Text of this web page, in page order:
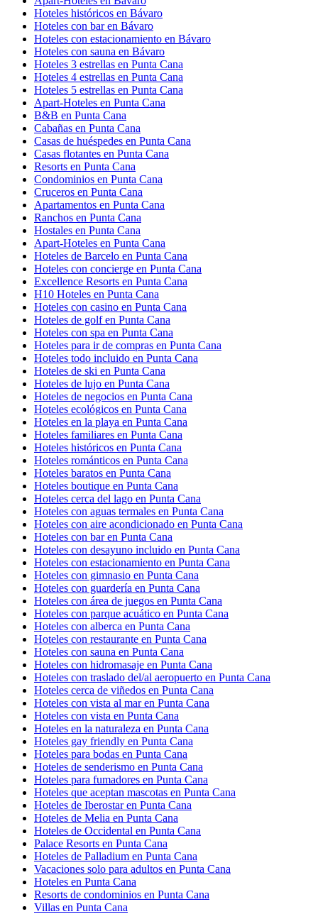
Hoteles históricos en Bávaro
Hoteles con bar en Bávaro
Hoteles con estacionamiento en Bávaro
Hoteles con sauna en Bávaro
Hoteles 3 estrellas en Punta Cana
Hoteles 4 estrellas en Punta Cana
Hoteles 5 estrellas en Punta Cana
Apart-Hoteles en Punta Cana
B&B en Punta Cana
Cabañas en Punta Cana
Casas de huéspedes en Punta Cana
Casas flotantes en Punta Cana
Resorts en Punta Cana
Condominios en Punta Cana
Cruceros en Punta Cana
Apartamentos en Punta Cana
Ranchos en Punta Cana
Hostales en Punta Cana
Apart-Hoteles en Punta Cana
Hoteles de Barcelo en Punta Cana
Hoteles con concierge en Punta Cana
Excellence Resorts en Punta Cana
H10 Hoteles en Punta Cana
Hoteles con casino en Punta Cana
Hoteles de golf en Punta Cana
Hoteles con spa en Punta Cana
Hoteles para ir de compras en Punta Cana
Hoteles todo incluido en Punta Cana
Hoteles de ski en Punta Cana
Hoteles de lujo en Punta Cana
Hoteles de negocios en Punta Cana
Hoteles ecológicos en Punta Cana
Hoteles en la playa en Punta Cana
Hoteles familiares en Punta Cana
Hoteles históricos en Punta Cana
Hoteles románticos en Punta Cana
Hoteles baratos en Punta Cana
Hoteles boutique en Punta Cana
Hoteles cerca del lago en Punta Cana
Hoteles con aguas termales en Punta Cana
Hoteles con aire acondicionado en Punta Cana
Hoteles con bar en Punta Cana
Hoteles con desayuno incluido en Punta Cana
Hoteles con estacionamiento en Punta Cana
Hoteles con gimnasio en Punta Cana
Hoteles con guardería en Punta Cana
Hoteles con área de juegos en Punta Cana
Hoteles con parque acuático en Punta Cana
Hoteles con alberca en Punta Cana
Hoteles con restaurante en Punta Cana
Hoteles con sauna en Punta Cana
Hoteles con hidromasaje en Punta Cana
Hoteles con traslado del/al aeropuerto en Punta Cana
Hoteles cerca de viñedos en Punta Cana
Hoteles con vista al mar en Punta Cana
Hoteles con vista en Punta Cana
Hoteles en la naturaleza en Punta Cana
Hoteles gay friendly en Punta Cana
Hoteles para bodas en Punta Cana
Hoteles de senderismo en Punta Cana
Hoteles para fumadores en Punta Cana
Hoteles que aceptan mascotas en Punta Cana
Hoteles de Iberostar en Punta Cana
Hoteles de Melia en Punta Cana
Hoteles de Occidental en Punta Cana
Palace Resorts en Punta Cana
Hoteles de Palladium en Punta Cana
Vacaciones solo para adultos en Punta Cana
Hoteles en Punta Cana
Resorts de condominios en Punta Cana
Villas en Punta Cana